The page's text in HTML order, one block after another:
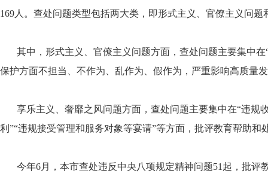
169人。查处问题类型包括两大类，即形式主义、官僚主义问
其中，形式主义、官僚主义问题方面，查处问题主要集中在
保护方面不担当、不作为、乱作为、假作为，严重影响高质量
享乐主义、奢靡之风问题方面，查处问题主要集中在“违规
利”“违规接受管理和服务对象等宴请”等方面，批评教育帮助和
今年6月，本市查处违反中央八项规定精神问题51起，批评